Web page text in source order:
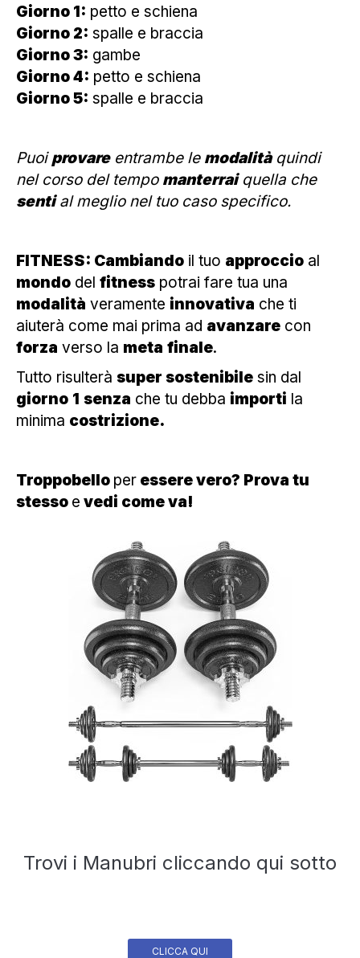
Giorno 1: petto e schiena
Giorno 2: spalle e braccia
Giorno 3: gambe
Giorno 4: petto e schiena
Giorno 5: spalle e braccia
Puoiprovareentrambe le modalitàquindi
nel corso del tempo manterraiquella che
sential meglio nel tuo caso specifico.
FITNESS: Cambiando il tuo approccio al
mondo del fitness potrai fare tua una
modalità veramente innovativa che ti
aiuterà come mai prima ad avanzare con
forza verso la meta finale.
Tutto risulterà super sostenibile sin dal
giorno 1 senza che tu debba importi la
minima costrizione.
Troppobello per essere vero? Prova tu
stesso e vedi come va!
Trovi i Manubri cliccando qui sotto
CLICCA QUI